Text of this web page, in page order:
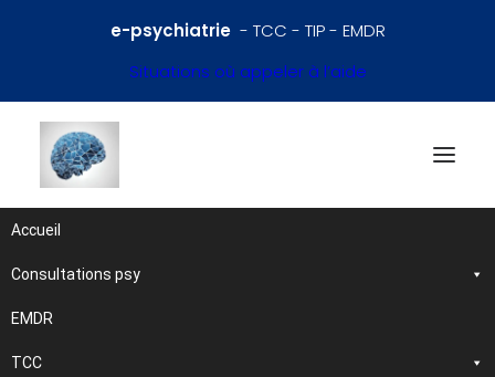
e-psychiatrie- TCC - TIP - EMDR
Situations où appeler à l’aide
Accueil
Consultations psy
EMDR
TCC
et santé mentale